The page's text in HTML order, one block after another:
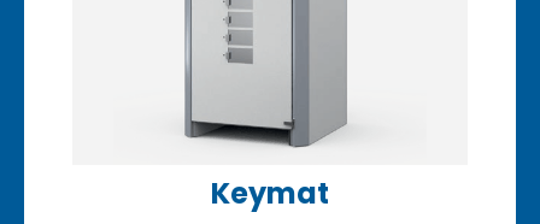
Keymat